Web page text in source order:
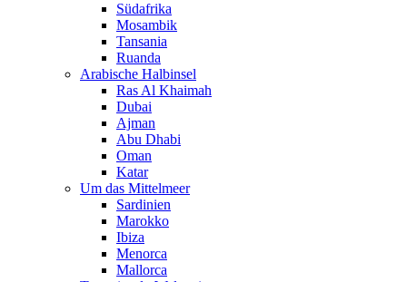
Südafrika
Mosambik
Tansania
Ruanda
Arabische Halbinsel
Ras Al Khaimah
Dubai
Ajman
Abu Dhabi
Oman
Katar
Um das Mittelmeer
Sardinien
Marokko
Ibiza
Menorca
Mallorca